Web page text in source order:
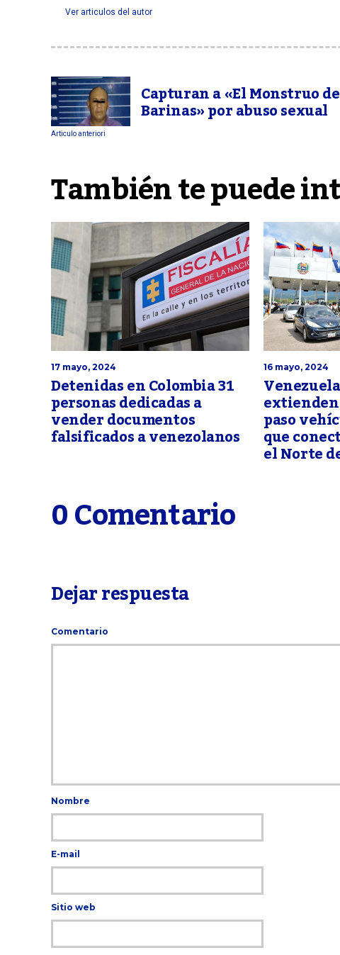
Ver articulos del autor
Capturan a «El Monstruo de
Barinas» por abuso sexual
Articulo anteriori
También te puede
17 mayo, 2024
Detenidas en Colombia 31
personas dedicadas a
vender documentos
falsificados a venezolanos
16 mayo, 2024
paso
que
el Norte
0 Comentario
Dejar respuesta
Comentario
Nombre
E-mail
Sitio web